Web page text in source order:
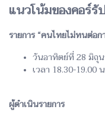
แนวโน้มของคอร์รั
รายการ “คนไทยไม่ทนต่อก
วันอาทิตย์ที่ 28 มิถุ
เวลา 18.30-19.00
ผู้ดำเนินรายการ